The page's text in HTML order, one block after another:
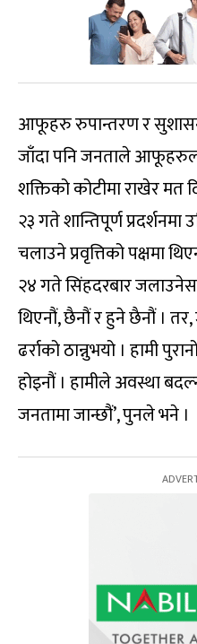
आफूहरु रुपान्तरण र
जाँदा पनि जनताले
शक्तिको कोटीमा राखेर मत
२३ गते शान्तिपूर्ण
चलाउने प्रवृत्तिको पक्षमा
२४ गते सिंहदरबार
थिएनौं, छैनौं र हुने छैनौं ।
ढर्राको ठान्नुभयो । हामी
होइनौं । हामीले अवस्था
जनतामा जान्छौं’, पुनले भने ।